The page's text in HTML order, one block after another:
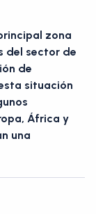
zona
del sector de
de
situación
África y
una